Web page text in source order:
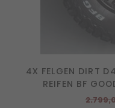
4X FELGEN DIRT
REIFEN BF